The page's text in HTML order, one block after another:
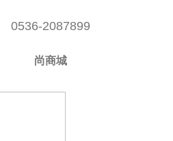
0536-2087899
尚商城